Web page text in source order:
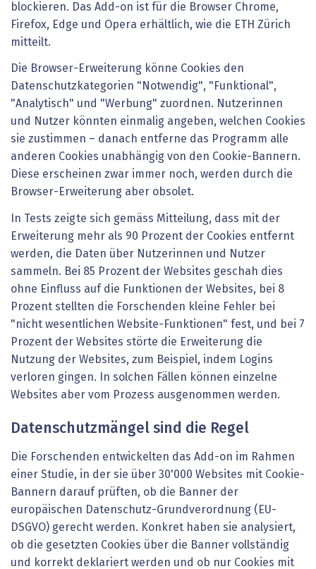
blockieren. Das Add-on ist für die Browser Chrome,
Firefox, Edge und Opera erhältlich, wie die ETH Zürich
mitteilt.
Die Browser-Erweiterung könne Cookies den
Datenschutzkategorien "Notwendig", "Funktional",
"Analytisch" und "Werbung" zuordnen. Nutzerinnen
und Nutzer könnten einmalig angeben, welchen Cookies
sie zustimmen – danach entferne das Programm alle
anderen Cookies unabhängig von den Cookie-Bannern.
Diese erscheinen zwar immer noch, werden durch die
Browser-Erweiterung aber obsolet.
In Tests zeigte sich gemäss Mitteilung, dass mit der
Erweiterung mehr als 90 Prozent der Cookies entfernt
werden, die Daten über Nutzerinnen und Nutzer
sammeln. Bei 85 Prozent der Websites geschah dies
ohne Einfluss auf die Funktionen der Websites, bei 8
Prozent stellten die Forschenden kleine Fehler bei
"nicht wesentlichen Website-Funktionen" fest, und bei 7
Prozent der Websites störte die Erweiterung die
Nutzung der Websites, zum Beispiel, indem Logins
verloren gingen. In solchen Fällen können einzelne
Websites aber vom Prozess ausgenommen werden.
Datenschutzmängel sind die Regel
Die Forschenden entwickelten das Add-on im Rahmen
einer Studie, in der sie über 30'000 Websites mit Cookie-
Bannern darauf prüften, ob die Banner der
europäischen Datenschutz-Grundverordnung (EU-
DSGVO) gerecht werden. Konkret haben sie analysiert,
ob die gesetzten Cookies über die Banner vollständig
und korrekt deklariert werden und ob nur Cookies mit